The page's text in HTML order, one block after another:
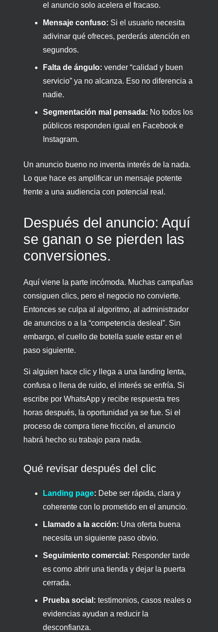
el anuncio solo acelera el fracaso.
Mensaje confuso: Si el usuario necesita
adivinar qué ofreces, perderás atención en
segundos.
Falta de ángulo: vender “calidad y buen
servicio” ya no alcanza. Eso no diferencia a
nadie.
Segmentación mal pensada: No todos los
públicos responden igual en Facebook e
Instagram.
Un anuncio bueno no inventa interés de la nada.
Lo que hace es amplificar un mensaje potente
frente a una audiencia con potencial real.
Después del anuncio: Aquí
se ganan o se pierden las
conversiones.
Aquí viene la parte incómoda. Muchas campañas
consiguen clics, pero el negocio no convierte.
Entonces se culpa al algoritmo, al administrador
de anuncios o a la “competencia desleal”. Sin
embargo, el cuello de botella suele estar en el
paso siguiente.
Si alguien hace clic y llega a una landing lenta,
confusa o llena de ruido, el interés se enfría. Si
escribe por WhatsApp y recibe respuesta tres
horas después, la oportunidad ya se fue. Si el
proceso de compra tiene fricción, el anuncio
habrá hecho su trabajo para nada.
Qué revisar después del clic
Landing page: Debe ser rápida, clara y
coherente con lo prometido en el anuncio.
Llamado a la acción: Una oferta buena
necesita un siguiente paso obvio.
Seguimiento comercial: Responder tarde
es como abrir una tienda y dejar la puerta
cerrada.
Prueba social: testimonios, casos reales o
evidencias ayudan a reducir la
desconfianza.